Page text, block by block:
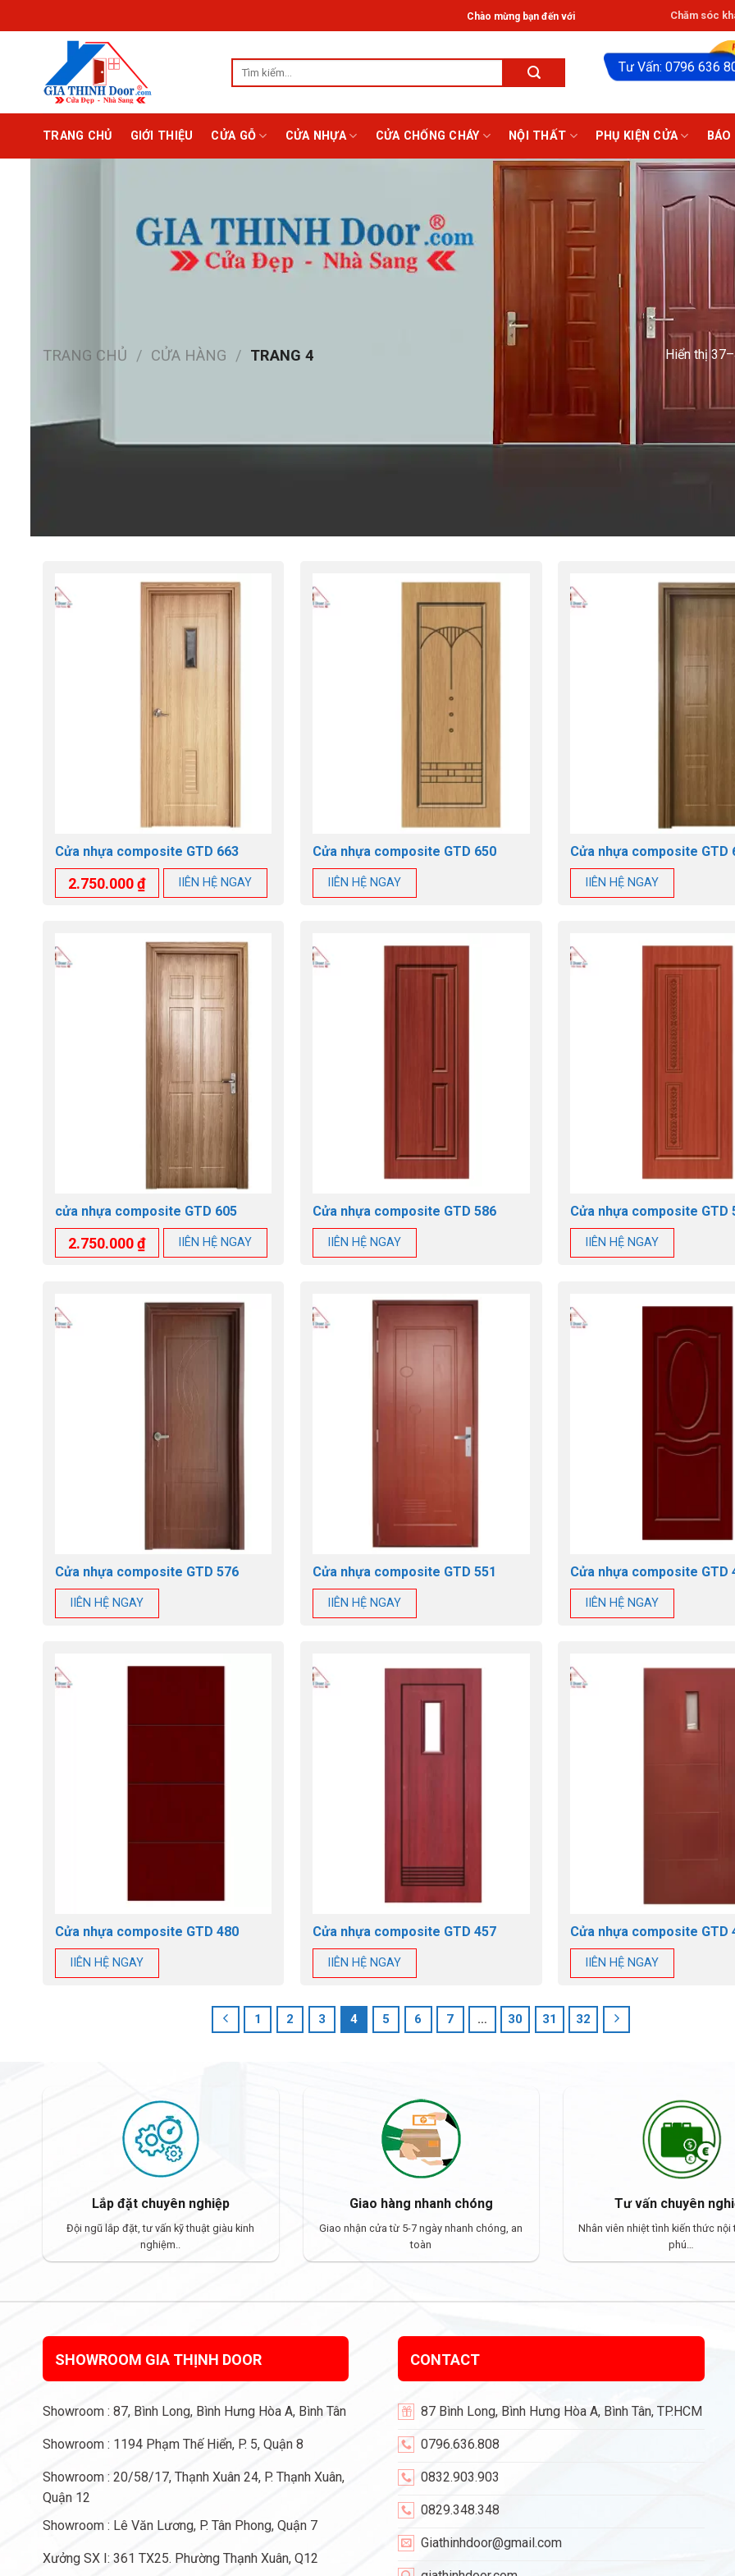
đến
Chào mừng bạn đến với Hệ thống Giathinhdoor® ở HCM: Tân Phú,
Chăm sóc
kiếm:
Tư Vấn: 0796 636
TRANG CHỦ GIỚI THIỆU CỬA GỖ CỬA NHỰA CỬA CHỐNG CHÁY NỘI THẤT PHỤ KIỆN CỬA
TRANG CHỦ / CỬA HÀNG / TRANG 4 Hiển thị
Cửa nhựa composite GTD 663
2.750.000₫ lIÊN HỆ NGAY
Cửa nhựa composite GTD 650
lIÊN HỆ NGAY
Cửa nhựa composite GTD
lIÊN HỆ NGAY
cửa nhựa composite GTD 605
2.750.000₫ lIÊN HỆ NGAY
Cửa nhựa composite GTD 586
lIÊN HỆ NGAY
Cửa nhựa composite GTD
lIÊN HỆ NGAY
Cửa nhựa composite GTD 576
lIÊN HỆ NGAY
Cửa nhựa composite GTD 551
lIÊN HỆ NGAY
Cửa nhựa composite GTD
lIÊN HỆ NGAY
Cửa nhựa composite GTD 480
lIÊN HỆ NGAY
Cửa nhựa composite GTD 457
lIÊN HỆ NGAY
Cửa nhựa composite GTD
lIÊN HỆ NGAY
1 2 3 4 5 6 7 … 30 31 32
Lắp đặt chuyên nghiệp
Đội ngũ lắp đặt, tư vấn kỹ thuật giàu kinh
nghiệm..
Giao hàng nhanh chóng
Giao nhận cửa từ 5-7 ngày nhanh chóng, an
toàn
Tư vấn chuyên
Nhân viên nhiệt tình kiến thức
phú…
SHOWROOM GIA THỊNH DOOR
Showroom : 87, Bình Long, Bình Hưng Hòa A, Bình Tân
Showroom : 1194 Phạm Thế Hiển, P. 5, Quận 8
Showroom : 20/58/17, Thạnh Xuân 24, P. Thạnh Xuân,
Quận 12
Showroom : Lê Văn Lương, P. Tân Phong, Quận 7
Xưởng SX I: 361 TX25. Phường Thạnh Xuân, Q12
CONTACT
87 Bình Long, Bình Hưng Hòa A, Bình Tân, TP.HCM
0796.636.808
0832.903.903
0829.348.348
Giathinhdoor@gmail.com